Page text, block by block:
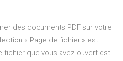
des documents PDF sur votre
« Page de fichier » est
fichier que vous avez ouvert est